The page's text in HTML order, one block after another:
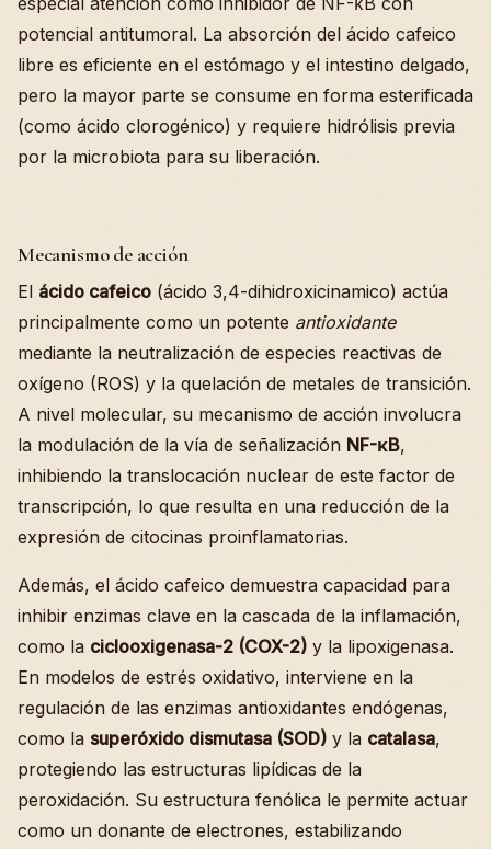
potencial antitumoral. La absorción del ácido cafeico
libre es eficiente en el estómago y el intestino delgado,
pero la mayor parte se consume en forma esterificada
(como ácido clorogénico) y requiere hidrólisis previa
por la microbiota para su liberación.
Mecanismo de acción
El ácido cafeico (ácido 3,4-dihidroxicinamico) actúa
principalmente como un potente antioxidante
mediante la neutralización de especies reactivas de
oxígeno (ROS) y la quelación de metales de transición.
A nivel molecular, su mecanismo de acción involucra
la modulación de la vía de señalización NF-κB,
inhibiendo la translocación nuclear de este factor de
transcripción, lo que resulta en una reducción de la
expresión de citocinas proinflamatorias.
Además, el ácido cafeico demuestra capacidad para
inhibir enzimas clave en la cascada de la inflamación,
como la ciclooxigenasa-2 (COX-2) y la lipoxigenasa.
En modelos de estrés oxidativo, interviene en la
regulación de las enzimas antioxidantes endógenas,
como la superóxido dismutasa (SOD) y la catalasa,
protegiendo las estructuras lipídicas de la
peroxidación. Su estructura fenólica le permite actuar
como un donante de electrones, estabilizando